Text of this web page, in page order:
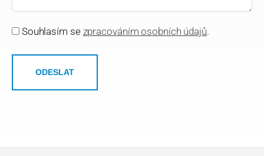
Souhlasím se zpracováním osobních údajů.
ODESLAT